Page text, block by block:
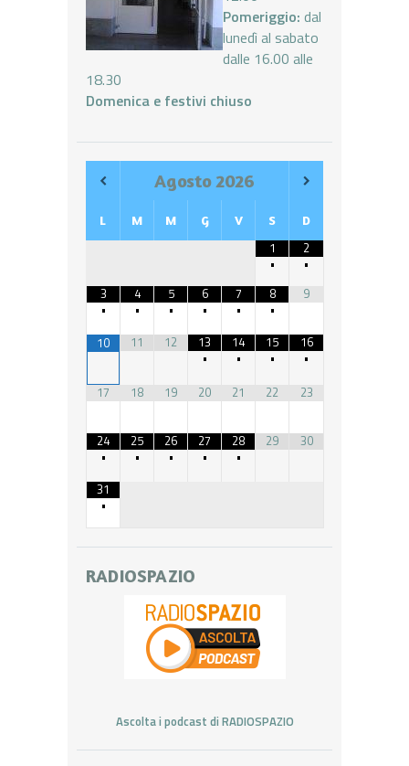
Pomeriggio: dal
lunedì al sabato
dalle 16.00 alle
18.30
Domenica e festivi chiuso
Agosto2026
L M M G V S D
1
•
2
•
3
•
4
•
5
•
6
•
7
•
8
•
9
10 11 12
13
•
14
•
15
•
16
•
17
18 19 20 21 22 23
24
•
25
•
26
•
27
•
28
•
29 30
31
•
RADIOSPAZIO
Ascolta i podcast di RADIOSPAZIO